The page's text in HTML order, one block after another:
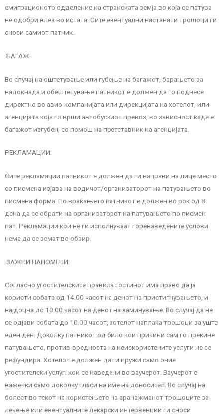
емиграционото одделение на странската земја во која се патува
не одобри влез во истата. Сите евентуални настанати трошоци ги
сноси самиот патник.
БАГАЖ:
Во случај на оштетување или губење на багажот, барањето за
надокнада и обештетување патникот е должен да го поднесе
директно во авио-компанијата или дирекцијата на хотелот, или
агенцијата која го врши автобускиот превоз, во зависност каде е
багажот изгубен, со помош на претставник на агенцијата.
РЕКЛАМАЦИИ:
Сите рекламации патникот е должен да ги направи на лице место
со писмена изјава на водичот/организаторот на патувањето во
писмена форма. По враќањето патникот е должен во рок од 8
дена да се обрати на организаторот на патувањето по писмен
пат. Рекламации кои не ги исполнуваат горенаведените услови
нема да се земат во обзир.
ВАЖНИ НАПОМЕНИ:
Согласно угостителските правила гостинот има право да ја
користи собата од 14.00 часот на денот на пристигнувањето, и
најдоцна до 10.00 часот на денот на заминување. Во случај да не
се одјави собата до 10.00 часот, хотелот наплаќа трошоци за уште
еден ден. Доколку патникот од било кои причини сам го прекине
патувањето, против-вредноста на неискористените услуги не се
рефундира. Хотелот е должен да ги пружи само оние
угостителски услугi кои се наведени во ваучерот. Ваучерот е
важечки само доколку гласи на име на доносител. Во случај на
болест во текот на користењето на аранажманот трошоците за
лечење или евентуалните лекарски интервенции ги сноси